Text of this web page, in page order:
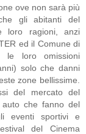
ove non sarà più
gli abitanti del
loro ragioni, anzi
ed il Comune di
le loro omissioni
solo che danni
zone bellissime.
del mercato del
che fanno del
eventi sportivi e
del Cinema